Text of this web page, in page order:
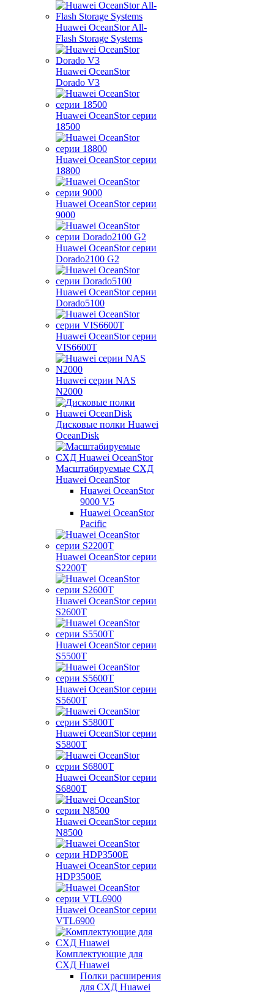
Huawei OceanStor All-
Flash Storage Systems
Huawei OceanStor
Dorado V3
Huawei OceanStor серии
18500
Huawei OceanStor серии
18800
Huawei OceanStor серии
9000
Huawei OceanStor серии
Dorado2100 G2
Huawei OceanStor серии
Dorado5100
Huawei OceanStor серии
VIS6600T
Huawei серии NAS
N2000
Дисковые полки Huawei
OceanDisk
Масштабируемые СХД
Huawei OceanStor
Huawei OceanStor
9000 V5
Huawei OceanStor
Pacific
Huawei OceanStor серии
S2200T
Huawei OceanStor серии
S2600T
Huawei OceanStor серии
S5500T
Huawei OceanStor серии
S5600T
Huawei OceanStor серии
S5800T
Huawei OceanStor серии
S6800T
Huawei OceanStor серии
N8500
Huawei OceanStor серии
HDP3500E
Huawei OceanStor серии
VTL6900
Комплектующие для
СХД Huawei
Полки расширения
для СХД Huawei